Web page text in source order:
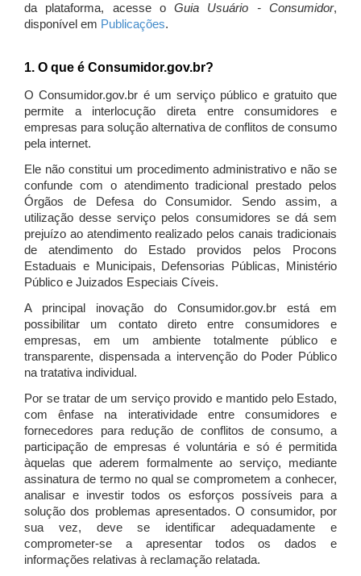
da plataforma, acesse oGuia Usuário - Consumidor,
disponível em Publicações.
1. O que é Consumidor.gov.br?
O Consumidor.gov.br é um serviço público e gratuito que
permite a interlocução direta entre consumidores e
empresas para solução alternativa de conflitos de consumo
pela internet.
Ele não constitui um procedimento administrativo e não se
confunde com o atendimento tradicional prestado pelos
Órgãos de Defesa do Consumidor. Sendo assim, a
utilização desse serviço pelos consumidores se dá sem
prejuízo ao atendimento realizado pelos canais tradicionais
de atendimento do Estado providos pelos Procons
Estaduais e Municipais, Defensorias Públicas, Ministério
Público e Juizados Especiais Cíveis.
A principal inovação do Consumidor.gov.br está em
possibilitar um contato direto entre consumidores e
empresas, em um ambiente totalmente público e
transparente, dispensada a intervenção do Poder Público
na tratativa individual.
Por se tratar de um serviço provido e mantido pelo Estado,
com ênfase na interatividade entre consumidores e
fornecedores para redução de conflitos de consumo, a
participação de empresas é voluntária e só é permitida
àquelas que aderem formalmente ao serviço, mediante
assinatura de termo no qual se comprometem a conhecer,
analisar e investir todos os esforços possíveis para a
solução dos problemas apresentados. O consumidor, por
sua vez, deve se identificar adequadamente e
comprometer-se a apresentar todos os dados e
informações relativas à reclamação relatada.